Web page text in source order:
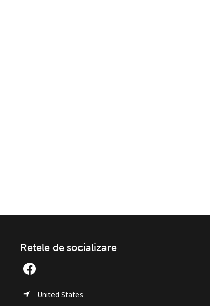
Retele de socializare
United States